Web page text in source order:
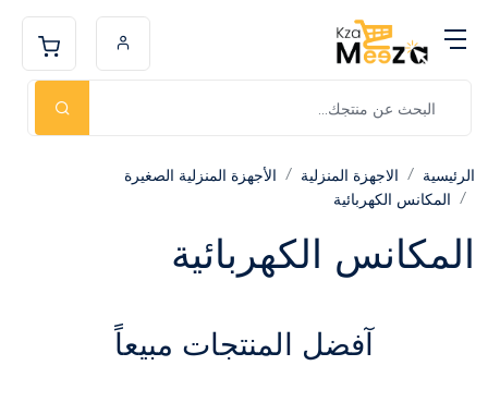
الرئيسية الاجهزة المنزلية
الأجهزة المنزلية الصغيرة
المكانس الكهربائية
المكانس الكهربائية
آفضل المنتجات مبيعاً